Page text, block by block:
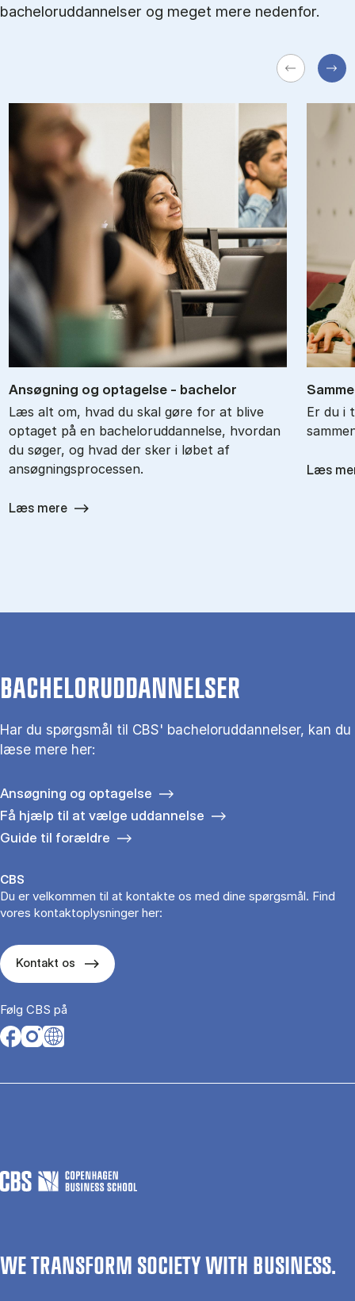
bacheloruddannelser og meget mere nedenfor.
An­søg­ning og op­ta­gel­se - ba­chel­or
Læs alt om, hvad du skal gøre for at blive
optaget på en bacheloruddannelse, hvordan
du søger, og hvad der sker i løbet af
ansøgningsprocessen.
Læs mere
Er du i
Læs
BACHELORUDDANNELSER
Har du spørgsmål til CBS' bacheloruddannelser, kan du
læse mere her:
Ansøgning og optagelse
Få hjælp til at vælge uddannelse
Guide til forældre
CBS
Du er velkommen til at kontakte os med dine spørgsmål. Find
vores kontaktoplysninger her:
Kontakt os
Følg CBS på
Opens in a new tab
Opens in a new tab
Opens in a new tab
WE TRANSFORM SOCIETY WITH BUSINESS.